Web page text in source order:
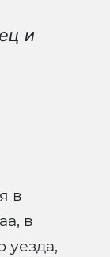
и
в
в
уезда,